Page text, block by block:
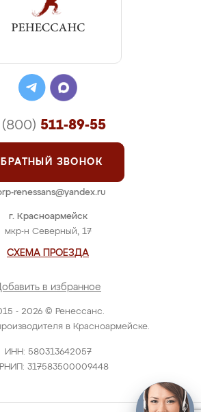
- 2026 © Ренессанс.
в Красноармейске.
ИНН: 580313642057
317583500009448
г. Красноармейск
мкр-н Северный, 17
СХЕМА ПРОЕЗДА
в избранное
511-89-55
ЗВОНОК
renessans@yandex.ru